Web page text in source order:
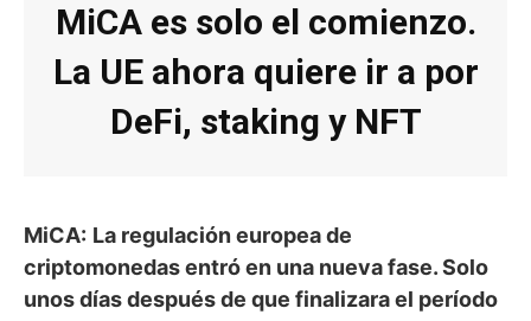
MiCA es solo el comienzo.
La UE ahora quiere ir a por
DeFi, staking y NFT
MiCA: La regulación europea de
criptomonedas entró en una nueva fase. Solo
unos días después de que finalizara el período